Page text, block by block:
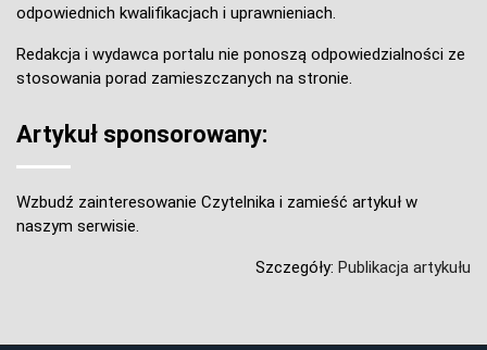
odpowiednich kwalifikacjach i uprawnieniach.
Redakcja i wydawca portalu nie ponoszą odpowiedzialności ze
stosowania porad zamieszczanych na stronie.
Artykuł sponsorowany:
Wzbudź zainteresowanie Czytelnika i zamieść artykuł w
naszym serwisie.
Szczegóły: Publikacja artykułu